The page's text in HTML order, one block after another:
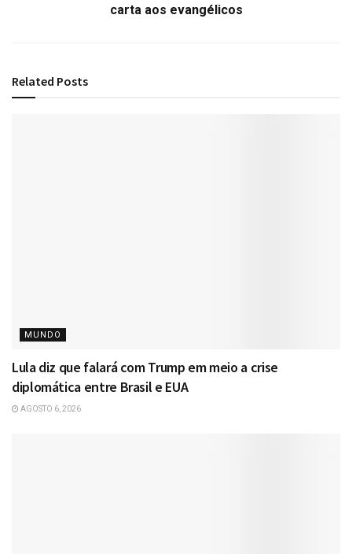
carta aos evangélicos
Related Posts
MUNDO
Lula diz que falará com Trump em meio a crise
diplomática entre Brasil e EUA
AGOSTO 6, 2026